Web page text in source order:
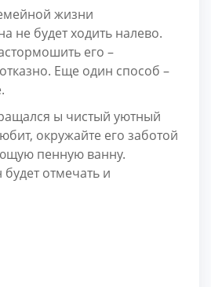
жизни
не будет ходить налево.
его –
Еще один способ –
ы чистый уютный
окружайте его заботой
пенную ванну.
отмечать и